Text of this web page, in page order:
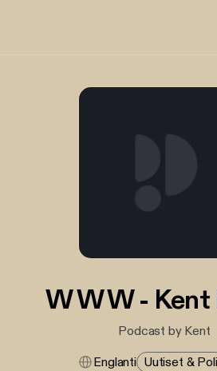
W W W -
Podcast by Kent
Englanti Uutiset &